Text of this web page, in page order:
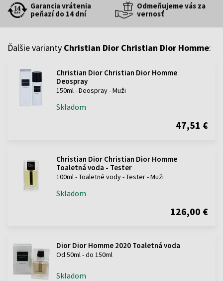
Garancia vrátenia
peňazí do 14 dní
Odmeňujeme vás za
vernosť
Ďalšie varianty Christian Dior Christian Dior Homme:
Christian Dior Christian Dior Homme
Deospray
150ml - Deospray - Muži
Skladom
47,51 €
Christian Dior Christian Dior Homme
Toaletná voda - Tester
100ml - Toaletné vody - Tester - Muži
Skladom
126,00 €
Dior Dior Homme 2020 Toaletná voda
Od 50ml - do 150ml
Skladom